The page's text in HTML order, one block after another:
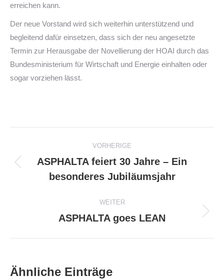
erreichen kann.
Der neue Vorstand wird sich weiterhin unterstützend und
begleitend dafür einsetzen, dass sich der neu angesetzte
Termin zur Herausgabe der Novellierung der HOAI durch das
Bundesministerium für Wirtschaft und Energie einhalten oder
sogar vorziehen lässt.
VORHERIGE
Beitrag:
ASPHALTA feiert 30 Jahre – Ein
besonderes Jubiläumsjahr
WEITER
Nächster
ASPHALTA goes LEAN
Ähnliche Einträge